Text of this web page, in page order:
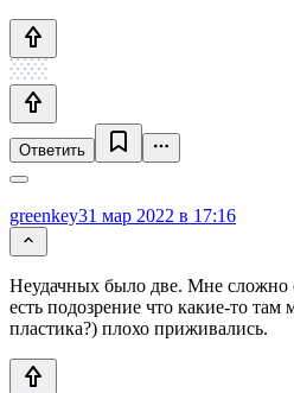
Ответить
greenkey31 мар 2022 в 17:16
Неудачных было две. Мне сложно
есть подозрение что какие-то там
пластика?) плохо приживались.